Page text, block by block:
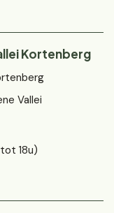
Kortenberg
Vallei
18u)